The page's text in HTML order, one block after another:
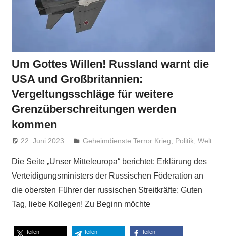
Um Gottes Willen! Russland warnt die
USA und Großbritannien:
Vergeltungsschläge für weitere
Grenzüberschreitungen werden
kommen
22. Juni 2023 Niki Vogt
Geheimdienste Terror Krieg, Politik,Welt
Die Seite „Unser Mitteleuropa“ berichtet: Erklärung des
Verteidigungsministers der Russischen Föderation an
die obersten Führer der russischen Streitkräfte: Guten
Tag, liebe Kollegen! Zu Beginn möchte
teilen teilen teilen